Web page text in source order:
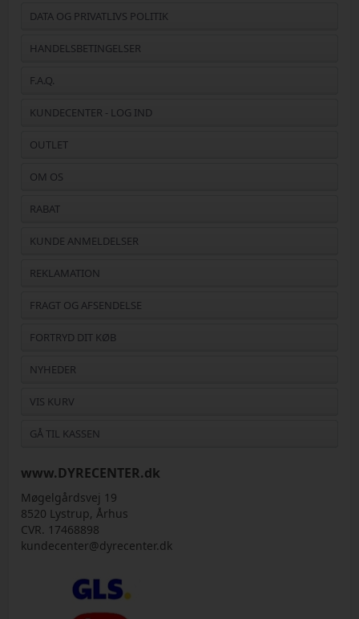
DATA OG PRIVATLIVS POLITIK
HANDELSBETINGELSER
F.A.Q.
KUNDECENTER - LOG IND
OUTLET
OM OS
RABAT
KUNDE ANMELDELSER
REKLAMATION
FRAGT OG AFSENDELSE
FORTRYD DIT KØB
NYHEDER
VIS KURV
GÅ TIL KASSEN
www.DYRECENTER.dk
Møgelgårdsvej 19
8520 Lystrup, Århus
CVR. 17468898
kundecenter@dyrecenter.dk